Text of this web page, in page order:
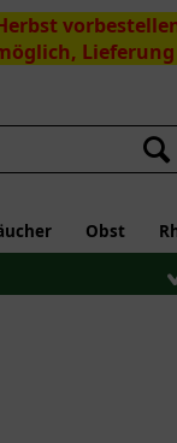
Lieferung
Suchen
Obst